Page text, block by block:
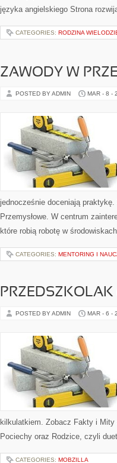
języka angielskiego Strona
CATEGORIES: RODZINA
ZAWODY W
POSTED BY ADMIN MAR - 8 -
jednocześnie doceniają
Przemysłowe. W centrum
które robią robotę w
CATEGORIES: MENTORING I
PRZEDSZKOLAK
POSTED BY ADMIN MAR - 6 -
kilkulatkiem. Zobacz Fakty i
Pociechy oraz Rodzice, czyli
CATEGORIES: MOBZILLA